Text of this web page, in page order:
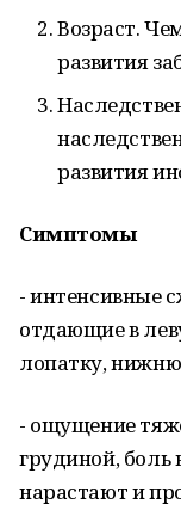
Возраст.
развития
развития
Симптомы
- интенсивные
отдающие в
лопатку,
- ощущение
грудиной, боль
нарастают и